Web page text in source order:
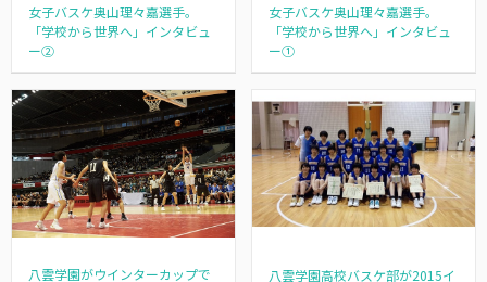
女子バスケ奥山理々嘉選手。
「学校から世界へ」インタビュ
ー②
女子バスケ奥山理々嘉選手。
「学校から世界へ」インタビュ
ー①
八雲学園がウインターカップで
八雲学園高校バスケ部が2015イ